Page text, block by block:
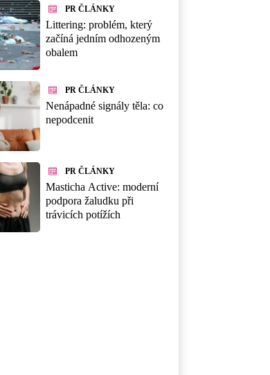
PR ČLÁNKY
Littering: problém, který
začíná jedním odhozeným
obalem
PR ČLÁNKY
Nenápadné signály těla: co
nepodcenit
PR ČLÁNKY
Masticha Active: moderní
podpora žaludku při
trávicích potížích